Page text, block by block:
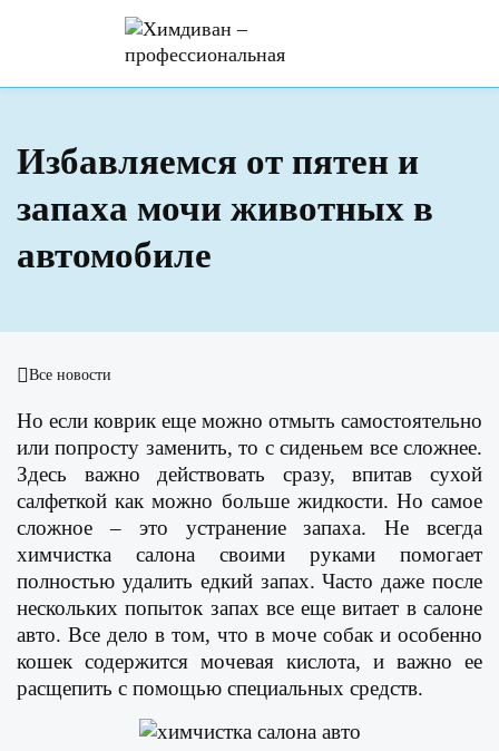
Избавляемся от пятен и
запаха мочи животных в
автомобиле
Все новости
Но если коврик еще можно отмыть самостоятельно
или попросту заменить, то с сиденьем все сложнее.
Здесь важно действовать сразу, впитав сухой
салфеткой как можно больше жидкости. Но самое
сложное – это устранение запаха. Не всегда
химчистка салона своими руками помогает
полностью удалить едкий запах. Часто даже после
нескольких попыток запах все еще витает в салоне
авто. Все дело в том, что в моче собак и особенно
кошек содержится мочевая кислота, и важно ее
расщепить с помощью специальных средств.